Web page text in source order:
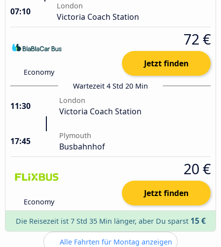
07:10
London
Victoria Coach Station
Economy
72 €
Jetzt finden
Wartezeit 4 Std 20 Min
11:30
London
Victoria Coach Station
17:45
Plymouth
Busbahnhof
Economy
20 €
Jetzt finden
Die Reisezeit ist 7 Std 35 Min länger, aber Du sparst 15 €
Alle Fahrten für Montag anzeigen